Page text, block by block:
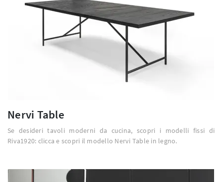
Nervi Table
Se desideri tavoli moderni da cucina, scopri i modelli fissi di
Riva1920: clicca e scopri il modello Nervi Table in legno.